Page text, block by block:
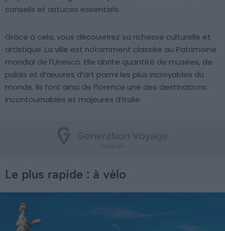
conseils et astuces essentiels.
Grâce à cela, vous découvrirez sa richesse culturelle et
artistique. La ville est notamment classée au Patrimoine
mondial de l’Unesco. Elle abrite quantité de musées, de
palais et d’œuvres d’art parmi les plus incroyables du
monde. Ils font ainsi de Florence une des destinations
incontournables et majeures d’Italie.
Le plus rapide : à vélo